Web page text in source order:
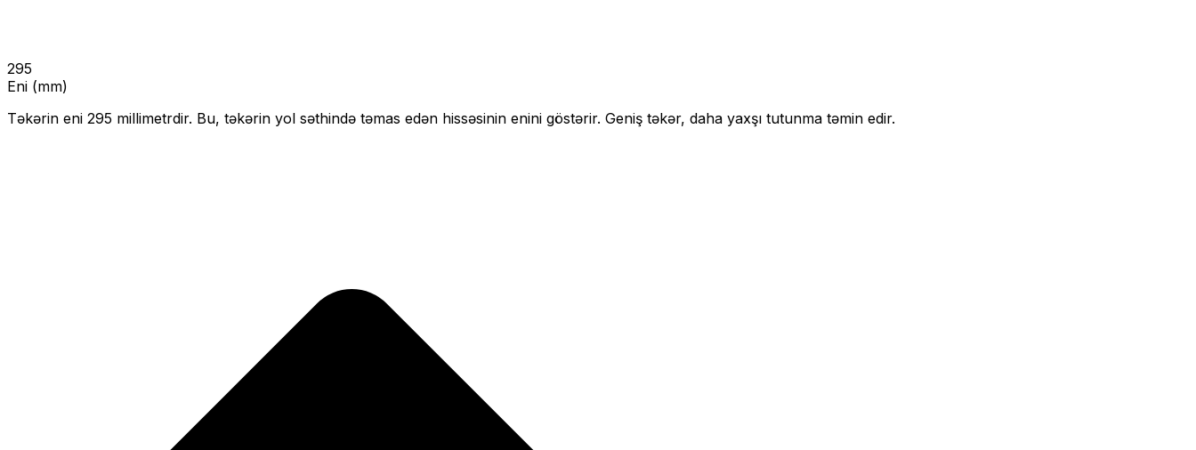
295
Eni (mm)
Təkərin eni 295 millimetrdir. Bu, təkərin yol səthində təmas edən hissəsinin enini göstərir. Geniş təkər, daha yaxşı tutunma təmin edir.